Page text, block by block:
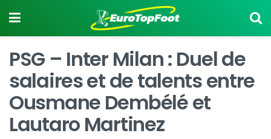
PSG – Inter Milan : Duel de
salaires et de talents entre
Ousmane Dembélé et
Lautaro Martinez